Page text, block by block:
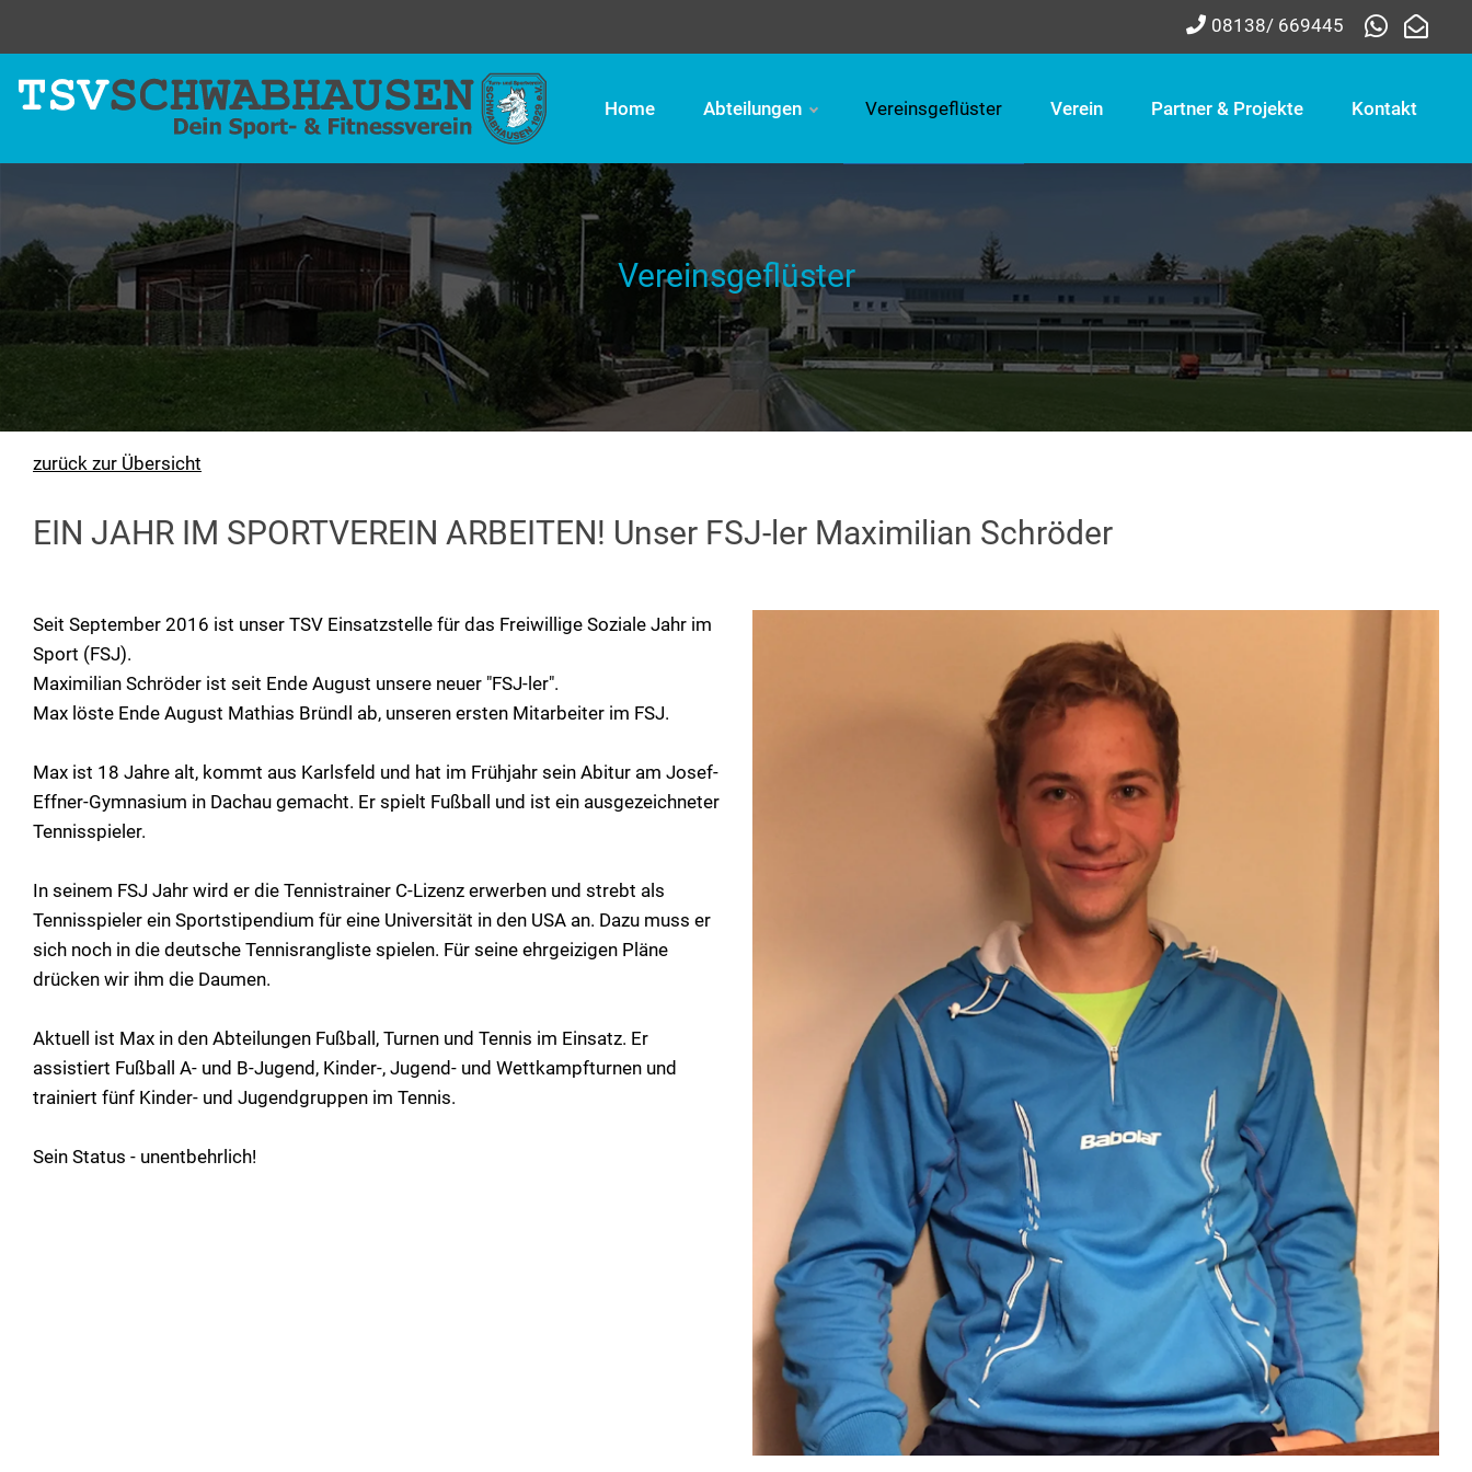
08138/ 669445
Home Abteilungen Vereinsgeflüster Verein Partner & Projekte Kontakt
Vereinsgeflüster
zurück zur Übersicht
EIN JAHR IM SPORTVEREIN ARBEITEN! Unser FSJ-ler Maximilian Schröder
Seit September 2016 ist unser TSV Einsatzstelle für das Freiwillige Soziale Jahr im
Sport (FSJ).
Maximilian Schröder ist seit Ende August unsere neuer "FSJ-ler".
Max löste Ende August Mathias Bründl ab, unseren ersten Mitarbeiter im FSJ.
Max ist 18 Jahre alt, kommt aus Karlsfeld und hat im Frühjahr sein Abitur am Josef-
Effner-Gymnasium in Dachau gemacht. Er spielt Fußball und ist ein ausgezeichneter
Tennisspieler.
In seinem FSJ Jahr wird er die Tennistrainer C-Lizenz erwerben und strebt als
Tennisspieler ein Sportstipendium für eine Universität in den USA an. Dazu muss er
sich noch in die deutsche Tennisrangliste spielen. Für seine ehrgeizigen Pläne
drücken wir ihm die Daumen.
Aktuell ist Max in den Abteilungen Fußball, Turnen und Tennis im Einsatz. Er
assistiert Fußball A- und B-Jugend, Kinder-, Jugend- und Wettkampfturnen und
trainiert fünf Kinder- und Jugendgruppen im Tennis.
Sein Status - unentbehrlich!